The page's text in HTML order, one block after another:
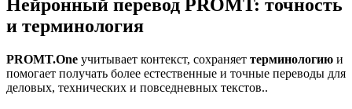
Нейронный перевод PROMT: точность
и терминология
PROMT.One учитывает контекст, сохраняет терминологию и
помогает получать более естественные и точные переводы для
деловых, технических и повседневных текстов..